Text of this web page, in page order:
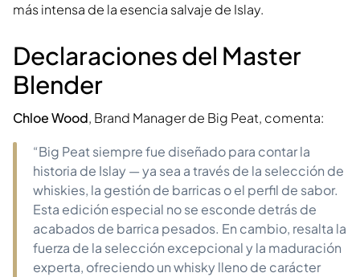
más intensa de la esencia salvaje de Islay.
Declaraciones del Master
Blender
Chloe Wood, Brand Manager de Big Peat, comenta:
“Big Peat siempre fue diseñado para contar la
historia de Islay — ya sea a través de la selección de
whiskies, la gestión de barricas o el perfil de sabor.
Esta edición especial no se esconde detrás de
acabados de barrica pesados. En cambio, resalta la
fuerza de la selección excepcional y la maduración
experta, ofreciendo un whisky lleno de carácter